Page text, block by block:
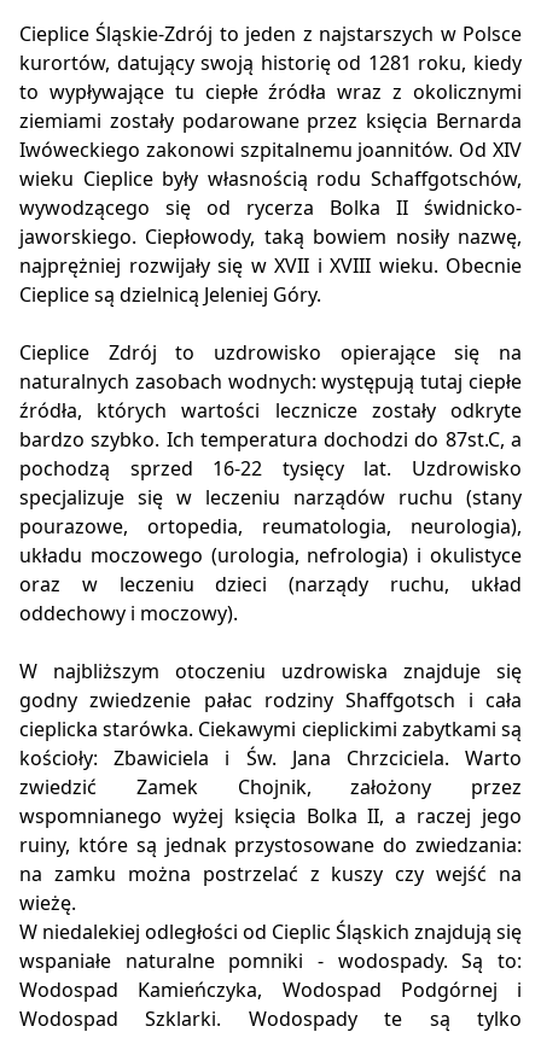
Cieplice Śląskie-Zdrój to jeden z najstarszych w Polsce
kurortów, datujący swoją historię od 1281 roku, kiedy
to wypływające tu ciepłe źródła wraz z okolicznymi
ziemiami zostały podarowane przez księcia Bernarda
Iwóweckiego zakonowi szpitalnemu joannitów. Od XIV
wieku Cieplice były własnością rodu Schaffgotschów,
wywodzącego się od rycerza Bolka II świdnicko-
jaworskiego. Ciepłowody, taką bowiem nosiły nazwę,
najprężniej rozwijały się w XVII i XVIII wieku. Obecnie
Cieplice są dzielnicą Jeleniej Góry.
Cieplice Zdrój to uzdrowisko opierające się na
naturalnych zasobach wodnych: występują tutaj ciepłe
źródła, których wartości lecznicze zostały odkryte
bardzo szybko. Ich temperatura dochodzi do 87st.C, a
pochodzą sprzed 16-22 tysięcy lat. Uzdrowisko
specjalizuje się w leczeniu narządów ruchu (stany
pourazowe, ortopedia, reumatologia, neurologia),
układu moczowego (urologia, nefrologia) i okulistyce
oraz w leczeniu dzieci (narządy ruchu, układ
oddechowy i moczowy).
W najbliższym otoczeniu uzdrowiska znajduje się
godny zwiedzenie pałac rodziny Shaffgotsch i cała
cieplicka starówka. Ciekawymi cieplickimi zabytkami są
kościoły: Zbawiciela i Św. Jana Chrzciciela. Warto
zwiedzić Zamek Chojnik, założony przez
wspomnianego wyżej księcia Bolka II, a raczej jego
ruiny, które są jednak przystosowane do zwiedzania:
na zamku można postrzelać z kuszy czy wejść na
wieżę.
W niedalekiej odległości od Cieplic Śląskich znajdują się
wspaniałe naturalne pomniki - wodospady. Są to:
Wodospad Kamieńczyka, Wodospad Podgórnej i
Wodospad Szklarki. Wodospady te są tylko